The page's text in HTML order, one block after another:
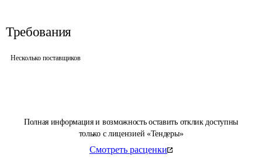
Полная информация и возможность оставить отклик доступны
только с лицензией «Тендеры»
Смотреть расценки
Требования
Несколько поставщиков